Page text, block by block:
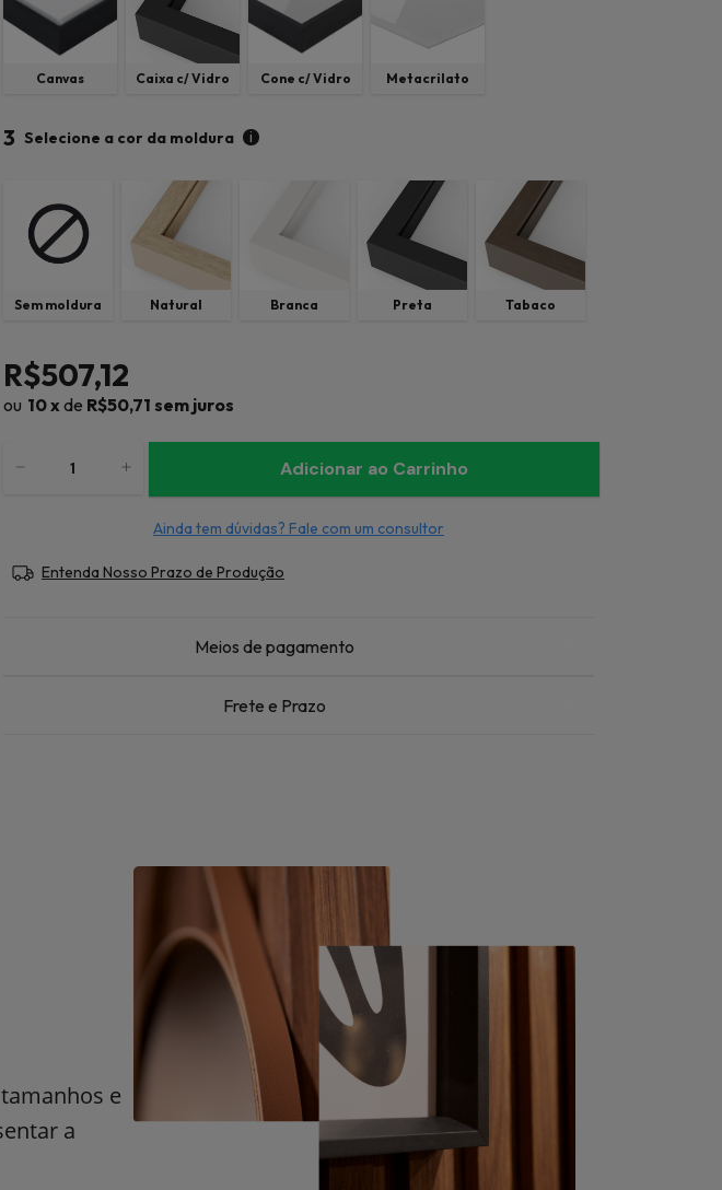
Canvas Caixa c/ Vidro Cone c/ Vidro Metacrilato
3 Selecione a cor da moldura i
Sem moldura Natural Branca Preta Tabaco
R$507,12
10x de R$50,71 sem juros
Ainda tem dúvidas? Fale com um consultor
Entenda Nosso Prazo de Produção
Meios de pagamento
Frete e Prazo
e
a